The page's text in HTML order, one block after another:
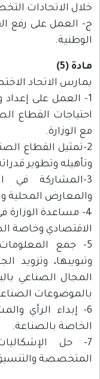
خلال الاتحادات
ج- العمل على رفع
الوطنية.
مادة (5)
يمارس الاتحاد
1- العمل على
احتياجات القطاع
مع الوزارة.
2-تمثيل القطاع
وتأهيله وتطوير
3-المشاركة في
والمعارض المحلية
4- مساعدة الوزارة
الاقتصادي وخاصة
5- جمع
وتبويبها، وتزويد
المجال الصناعي
بالموضوعات
6- إبداء الرأي
الخاصة بالصناعة.
7- حل
المتخصصة